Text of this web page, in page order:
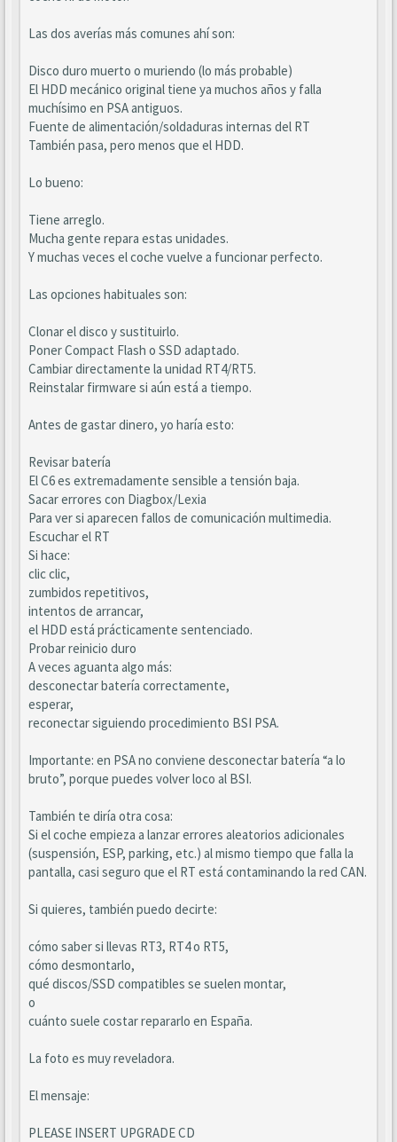
Las dos averías más comunes ahí son:
Disco duro muerto o muriendo (lo más probable)
El HDD mecánico original tiene ya muchos años y falla
muchísimo en PSA antiguos.
Fuente de alimentación/soldaduras internas del RT
También pasa, pero menos que el HDD.
Lo bueno:
Tiene arreglo.
Mucha gente repara estas unidades.
Y muchas veces el coche vuelve a funcionar perfecto.
Las opciones habituales son:
Clonar el disco y sustituirlo.
Poner Compact Flash o SSD adaptado.
Cambiar directamente la unidad RT4/RT5.
Reinstalar firmware si aún está a tiempo.
Antes de gastar dinero, yo haría esto:
Revisar batería
El C6 es extremadamente sensible a tensión baja.
Sacar errores con Diagbox/Lexia
Para ver si aparecen fallos de comunicación multimedia.
Escuchar el RT
Si hace:
clic clic,
zumbidos repetitivos,
intentos de arrancar,
el HDD está prácticamente sentenciado.
Probar reinicio duro
A veces aguanta algo más:
desconectar batería correctamente,
esperar,
reconectar siguiendo procedimiento BSI PSA.
Importante: en PSA no conviene desconectar batería “a lo
bruto”, porque puedes volver loco al BSI.
También te diría otra cosa:
Si el coche empieza a lanzar errores aleatorios adicionales
(suspensión, ESP, parking, etc.) al mismo tiempo que falla la
pantalla, casi seguro que el RT está contaminando la red CAN.
Si quieres, también puedo decirte:
cómo saber si llevas RT3, RT4 o RT5,
cómo desmontarlo,
qué discos/SSD compatibles se suelen montar,
o
cuánto suele costar repararlo en España.
La foto es muy reveladora.
El mensaje:
PLEASE INSERT UPGRADE CD